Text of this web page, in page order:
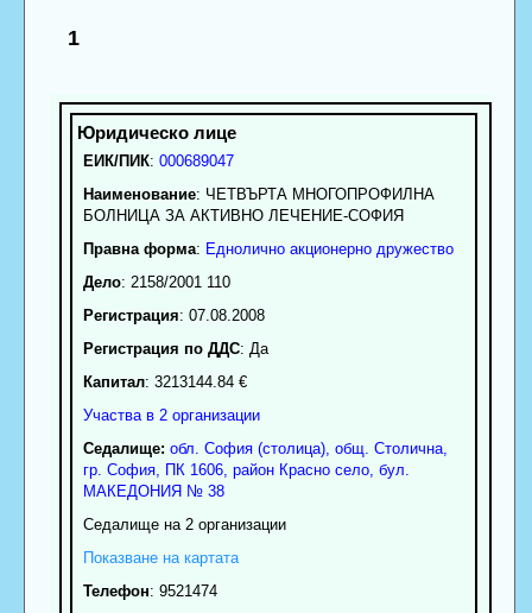
1
ЕИК/ПИК: 000689047
Наименование: ЧЕТВЪРТА МНОГОПРОФИЛНА
БОЛНИЦА ЗА АКТИВНО ЛЕЧЕНИЕ-СОФИЯ
Правна форма: Еднолично акционерно дружество
Дело: 2158/2001 110
Регистрация: 07.08.2008
Регистрация по ДДС: Да
Капитал: 3213144.84 €
Участва в 2 организации
Седалище: обл. София (столица), общ. Столична,
гр. София, ПК 1606, район Красно село, бул.
МАКЕДОНИЯ № 38
Седалище на 2 организации
Показване на картата
Телефон: 9521474